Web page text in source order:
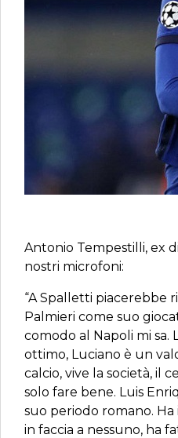
Antonio Tempestilli, ex
nostri microfoni:
“A Spalletti piacerebbe
Palmieri come suo
comodo al Napoli mi sa.
ottimo, Luciano è un
calcio, vive la società, il
solo fare bene. Luis
suo periodo romano.
in faccia a nessuno, ha